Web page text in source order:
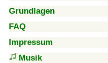
Grundlagen
FAQ
Impressum
Musik